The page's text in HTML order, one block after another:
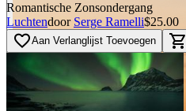
Romantische Zonsondergang
Luchtendoor Serge Ramelli$25.00
favorite_borderAan Verlanglijst Toevoegen shopping_cart